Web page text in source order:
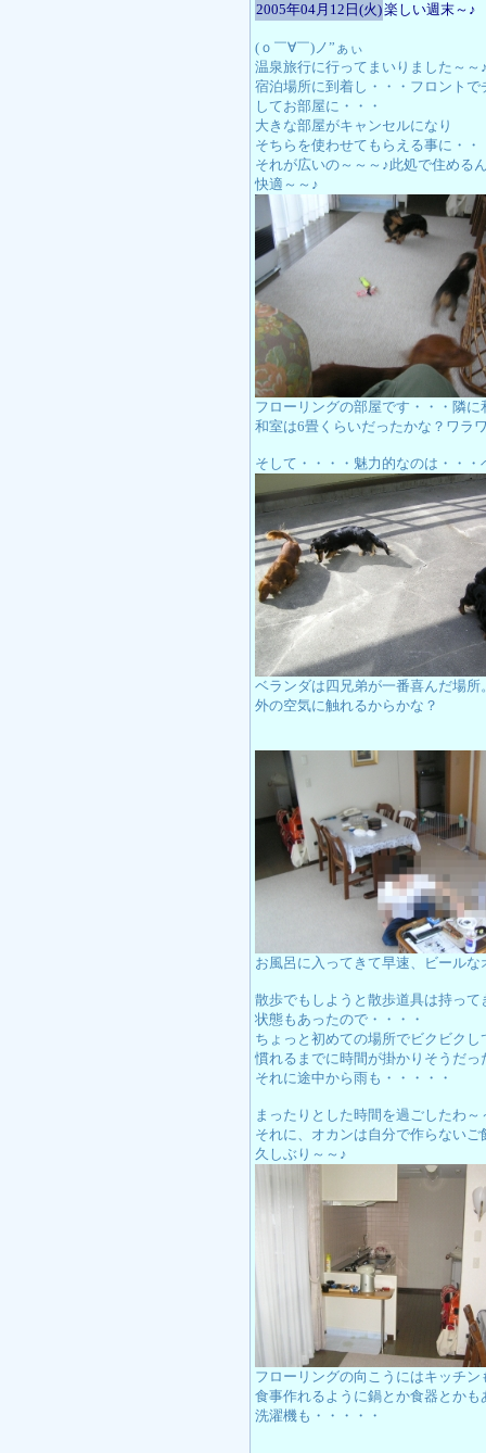
2005年04月12日(火)楽しい週末～♪
(ｏ￣∀￣)ノ”ぁぃ
温泉旅行に行ってまいりました～～
宿泊場所に到着し・・・フロントで
してお部屋に・・・
大きな部屋がキャンセルになり
そちらを使わせてもらえる事に・・
それが広いの～～～♪此処で住める
快適～～♪
フローリングの部屋です・・・隣に
和室は6畳くらいだったかな？ワラ
そして・・・・魅力的なのは・・・
ベランダは四兄弟が一番喜んだ場所
外の空気に触れるからかな？
お風呂に入ってきて早速、ビールな
散歩でもしようと散歩道具は持って
状態もあったので・・・・
ちょっと初めての場所でビクビクし
慣れるまでに時間が掛かりそうだっ
それに途中から雨も・・・・・
まったりとした時間を過ごしたわ～
それに、オカンは自分で作らないご
久しぶり～～♪
フローリングの向こうにはキッチン
食事作れるように鍋とか食器とかも
洗濯機も・・・・・